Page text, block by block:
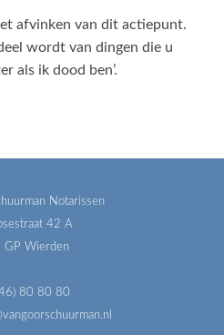
afvinken van dit actiepunt.
wordt van dingen die u
als ik dood ben’.
Notarissen
42 A
GP Wierden
80 80 80